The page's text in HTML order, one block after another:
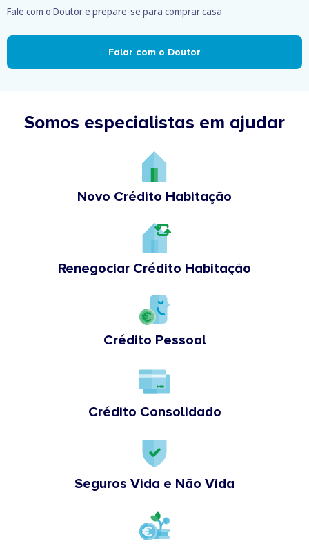
Fale com o Doutor e prepare-se para comprar casa
Falar com o Doutor
Somos especialistas em ajudar
Novo Crédito Habitação
Renegociar Crédito Habitação
Crédito Pessoal
Crédito Consolidado
Seguros Vida e Não Vida